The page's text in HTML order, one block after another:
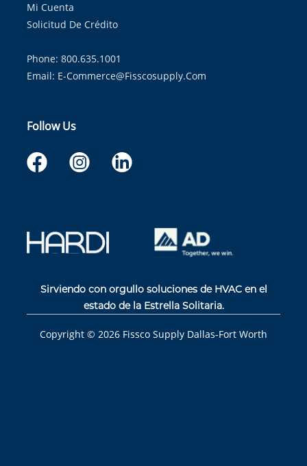
Mi Cuenta
Solicitud De Crédito
Phone: 800.635.1001
Email: E-Commerce@fisscosupply.com
Follow Us
Sirviendo con orgullo soluciones de HVAC en el
estado de la Estrella Solitaria.
Copyright © 2026 Fissco Supply Dallas-Fort Worth